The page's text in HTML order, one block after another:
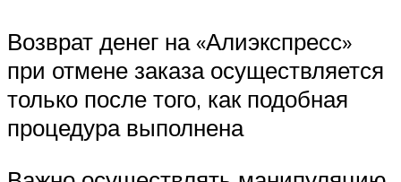
Возврат денег на «Алиэкспресс»
при отмене заказа осуществляется
только после того, как подобная
процедура выполнена